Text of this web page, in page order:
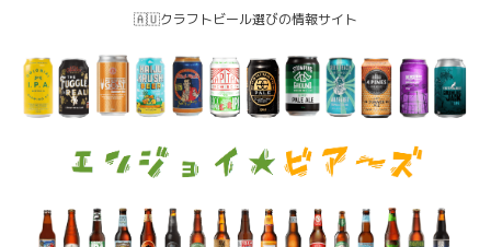
🇦🇺クラフトビール選びの情報サイト